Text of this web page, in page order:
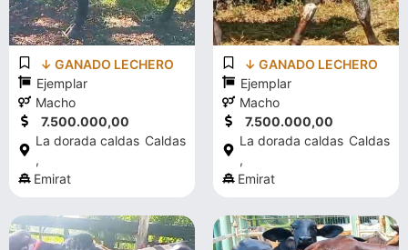
↓ GANADO LECHERO
Ejemplar
Macho
7.500.000,00
La dorada caldas
,
Caldas
Emirat
↓ GANADO LECHERO
Ejemplar
Macho
7.500.000,00
La dorada caldas
,
Caldas
Emirat